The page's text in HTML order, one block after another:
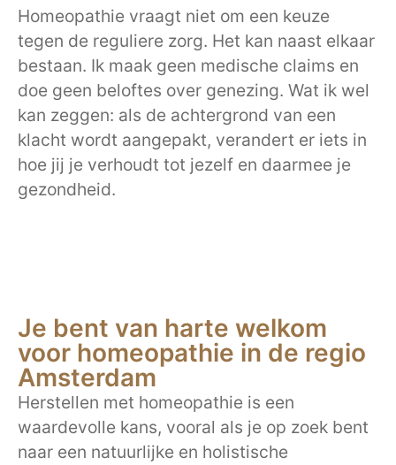
Homeopathie vraagt niet om een keuze
tegen de reguliere zorg. Het kan naast elkaar
bestaan. Ik maak geen medische claims en
doe geen beloftes over genezing. Wat ik wel
kan zeggen: als de achtergrond van een
klacht wordt aangepakt, verandert er iets in
hoe jij je verhoudt tot jezelf en daarmee je
gezondheid.
Je bent van harte welkom
voor homeopathie in de regio
Amsterdam
Herstellen met homeopathie is een
waardevolle kans, vooral als je op zoek bent
naar een natuurlijke en holistische